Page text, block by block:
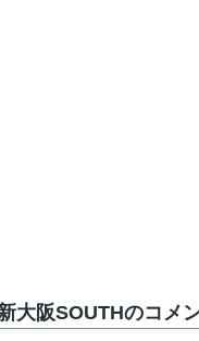
大阪SOUTHのコメ